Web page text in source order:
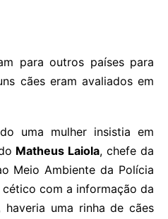
para outros países para
cães eram avaliados em
uma mulher insistia em
Matheus Laiola, chefe da
Meio Ambiente da Polícia
com a informação da
haveria uma rinha de cães